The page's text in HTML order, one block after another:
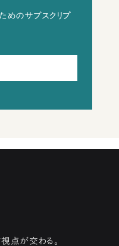
めのサブスクリプ
点が交わる。